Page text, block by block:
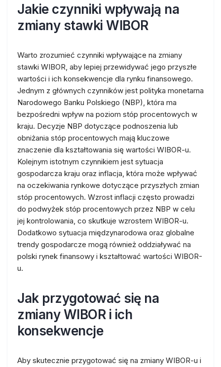
Jakie czynniki wpływają na
zmiany stawki WIBOR
Warto zrozumieć czynniki wpływające na zmiany
stawki WIBOR, aby lepiej przewidywać jego przyszłe
wartości i ich konsekwencje dla rynku finansowego.
Jednym z głównych czynników jest polityka monetarna
Narodowego Banku Polskiego (NBP), która ma
bezpośredni wpływ na poziom stóp procentowych w
kraju. Decyzje NBP dotyczące podnoszenia lub
obniżania stóp procentowych mają kluczowe
znaczenie dla kształtowania się wartości WIBOR-u.
Kolejnym istotnym czynnikiem jest sytuacja
gospodarcza kraju oraz inflacja, która może wpływać
na oczekiwania rynkowe dotyczące przyszłych zmian
stóp procentowych. Wzrost inflacji często prowadzi
do podwyżek stóp procentowych przez NBP w celu
jej kontrolowania, co skutkuje wzrostem WIBOR-u.
Dodatkowo sytuacja międzynarodowa oraz globalne
trendy gospodarcze mogą również oddziaływać na
polski rynek finansowy i kształtować wartości WIBOR-
u.
Jak przygotować się na
zmiany WIBOR i ich
konsekwencje
Aby skutecznie przygotować się na zmiany WIBOR-u i